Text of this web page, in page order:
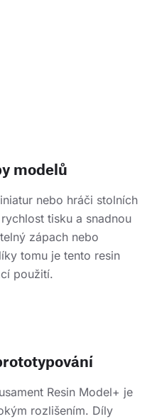
modelů
nebo hráči stolních
tisku a snadnou
zápach nebo
tomu je tento resin
použití.
Resin Model+ je
rozlišením. Díly